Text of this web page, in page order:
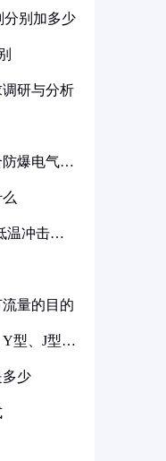
分别加多少
研与分析
爆电气设
温冲击要
量的目的
型、J型、
少